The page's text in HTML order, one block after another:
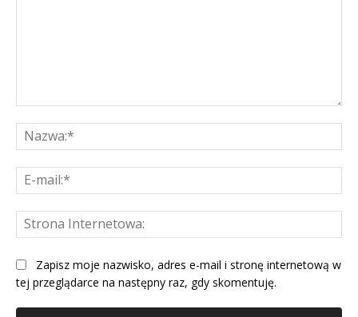
Zapisz moje nazwisko, adres e-mail i stronę internetową w
tej przeglądarce na następny raz, gdy skomentuję.